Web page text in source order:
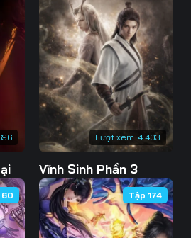
51
54
57
60
63
66
68 69
71 72
Lượt xem: 4.403
Vĩnh Sinh Phần 3
60 Tập 174